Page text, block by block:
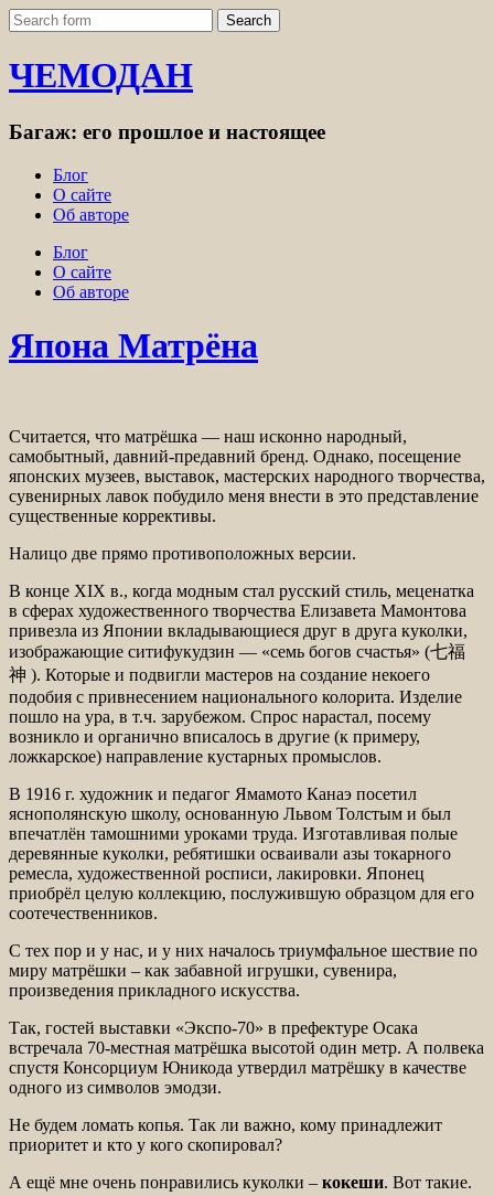
ЧЕМОДАН
Багаж: его прошлое и настоящее
Блог
О сайте
Об авторе
Блог
О сайте
Об авторе
Япона Матрёна
Считается, что матрёшка — наш исконно народный,
самобытный, давний-предавний бренд. Однако, посещение
японских музеев, выставок, мастерских народного творчества,
сувенирных лавок побудило меня внести в это представление
существенные коррективы.
Налицо две прямо противоположных версии.
В конце XIX в., когда модным стал русский стиль, меценатка
в сферах художественного творчества Елизавета Мамонтова
привезла из Японии вкладывающиеся друг в друга куколки,
изображающие ситифукудзин — «семь богов счастья» (七福
神 ). Которые и подвигли мастеров на создание некоего
подобия с привнесением национального колорита. Изделие
пошло на ура, в т.ч. зарубежом. Спрос нарастал, посему
возникло и органично вписалось в другие (к примеру,
ложкарское) направление кустарных промыслов.
В 1916 г. художник и педагог Ямамото Канаэ посетил
яснополянскую школу, основанную Львом Толстым и был
впечатлён тамошними уроками труда. Изготавливая полые
деревянные куколки, ребятишки осваивали азы токарного
ремесла, художественной росписи, лакировки. Японец
приобрёл целую коллекцию, послужившую образцом для его
соотечественников.
С тех пор и у нас, и у них началось триумфальное шествие по
миру матрёшки – как забавной игрушки, сувенира,
произведения прикладного искусства.
Так, гостей выставки «Экспо-70» в префектуре Осака
встречала 70-местная матрёшка высотой один метр. А полвека
спустя Консорциум Юникода утвердил матрёшку в качестве
одного из символов эмодзи.
Не будем ломать копья. Так ли важно, кому принадлежит
приоритет и кто у кого скопировал?
А ещё мне очень понравились куколки – кокеши. Вот такие.